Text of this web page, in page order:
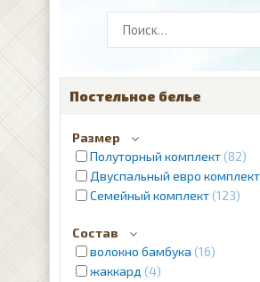
Постельное белье
Размер
Полуторный комплект 82
Двуспальный евро комплект
Семейный комплект 123
Состав
волокно бамбука 16
жаккард
4